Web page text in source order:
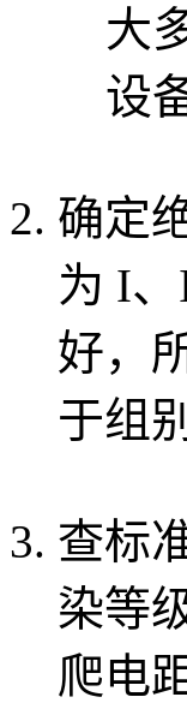
大
设
确定
为 I
好，
于组
查标
染等
爬电